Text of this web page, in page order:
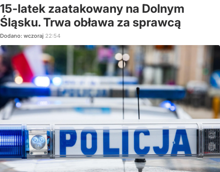
15-latek zaatakowany na Dolnym
Śląsku. Trwa obława za sprawcą
Dodano: wczoraj 22:54